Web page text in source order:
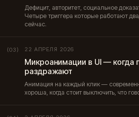
Дефицит, авторитет, социальное
Четыре триггера которые работают
сейчас.
(03) 22 АПРЕЛЯ 2026
Микроанимации в UI — когда
раздражают
Анимация на каждый клик —
хороша, когда стоит выключить, что